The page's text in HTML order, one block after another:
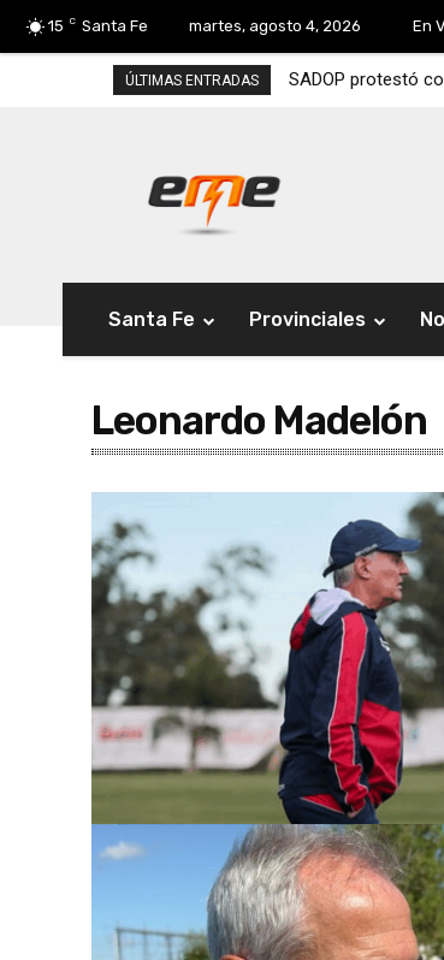
15 C Santa Fe martes, agosto 4, 2026 En
ÚLTIMAS ENTRADAS SADOP protestó
Santa Fe Provinciales
Leonardo Madelón